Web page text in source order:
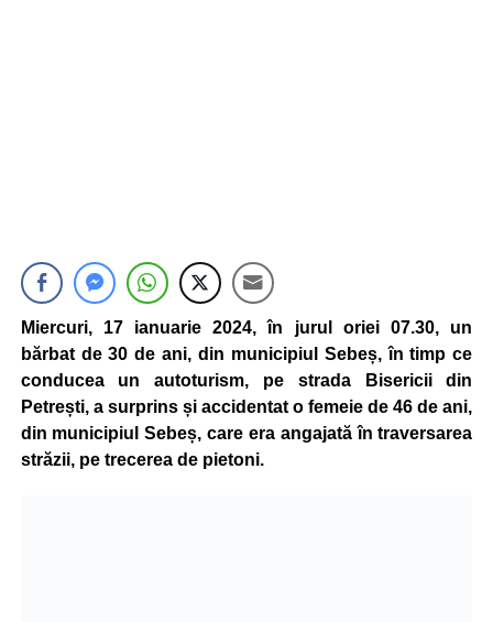
Miercuri, 17 ianuarie 2024, în jurul oriei 07.30, un
bărbat de 30 de ani, din municipiul Sebeș, în timp ce
conducea un autoturism, pe strada Bisericii din
Petrești, a surprins și accidentat o femeie de 46 de ani,
din municipiul Sebeș, care era angajată în traversarea
străzii, pe trecerea de pietoni.